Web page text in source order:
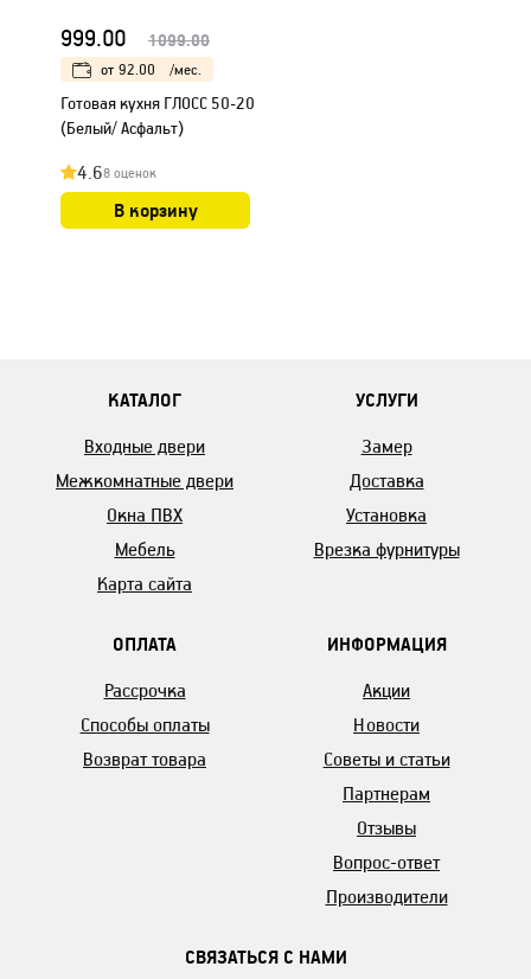
999.00 1099.00
от 92.00 /мес.
Готовая кухня ГЛОСС 50-20
(Белый/ Асфальт)
4.68 оценок
В корзину
КАТАЛОГ
Входные двери
Межкомнатные двери
Окна ПВХ
Мебель
Карта сайта
УСЛУГИ
Замер
Доставка
Установка
Врезка фурнитуры
ОПЛАТА
Рассрочка
Способы оплаты
Возврат товара
ИНФОРМАЦИЯ
Акции
Новости
Советы и статьи
Партнерам
Отзывы
Вопрос-ответ
Производители
СВЯЗАТЬСЯ С НАМИ